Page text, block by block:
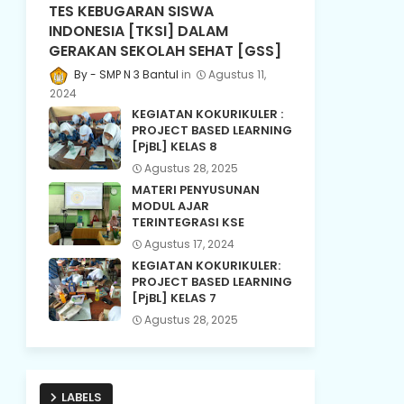
TES KEBUGARAN SISWA
INDONESIA [TKSI] DALAM
GERAKAN SEKOLAH SEHAT [GSS]
SMP N 3 Bantul
Agustus 11,
2024
KEGIATAN KOKURIKULER :
PROJECT BASED LEARNING
[PjBL] KELAS 8
Agustus 28, 2025
MATERI PENYUSUNAN
MODUL AJAR
TERINTEGRASI KSE
Agustus 17, 2024
KEGIATAN KOKURIKULER:
PROJECT BASED LEARNING
[PjBL] KELAS 7
Agustus 28, 2025
LABELS